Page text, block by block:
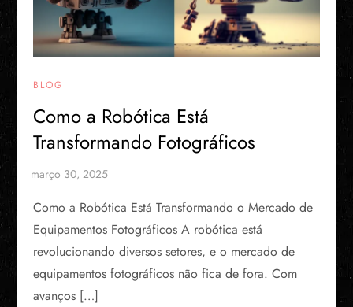
BLOG
Como a Robótica Está
Transformando Fotográficos
Como a Robótica Está Transformando o Mercado de
Equipamentos Fotográficos A robótica está
revolucionando diversos setores, e o mercado de
equipamentos fotográficos não fica de fora. Com
avanços […]